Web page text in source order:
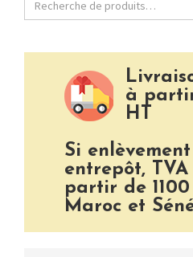
à
HT
Si
entrepôt,
partir de
Maroc et